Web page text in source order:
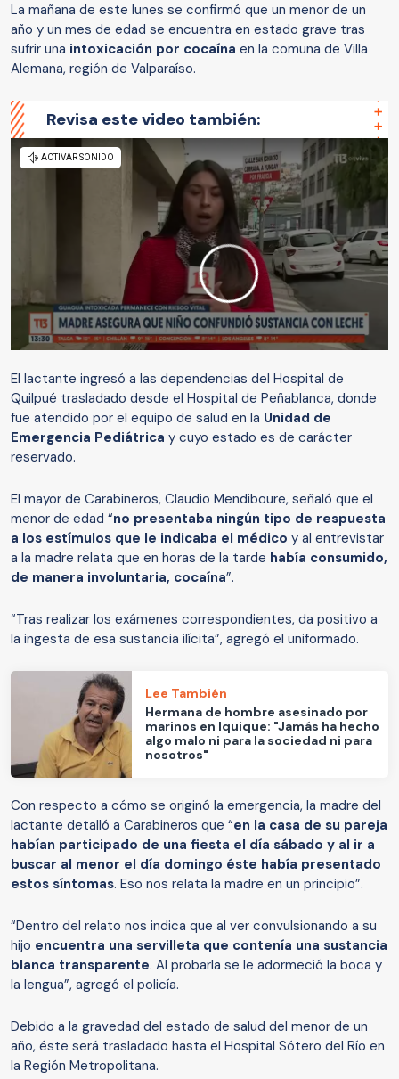
La mañana de este lunes se confirmó que un menor de un
año y un mes de edad se encuentra en estado grave tras
sufrir una intoxicación por cocaína en la comuna de Villa
Alemana, región de Valparaíso.
Revisa este video también:
El lactante ingresó a las dependencias del Hospital de
Quilpué trasladado desde el Hospital de Peñablanca, donde
fue atendido por el equipo de salud en la Unidad de
Emergencia Pediátrica y cuyo estado es de carácter
reservado.
El mayor de Carabineros, Claudio Mendiboure, señaló que el
menor de edad “no presentaba ningún tipo de respuesta
a los estímulos que le indicaba el médico y al entrevistar
a la madre relata que en horas de la tarde había consumido,
de manera involuntaria, cocaína”.
“Tras realizar los exámenes correspondientes, da positivo a
la ingesta de esa sustancia ilícita”, agregó el uniformado.
Lee También
Hermana de hombre asesinado por
marinos en Iquique: "Jamás ha hecho
algo malo ni para la sociedad ni para
nosotros"
Con respecto a cómo se originó la emergencia, la madre del
lactante detalló a Carabineros que “en la casa de su pareja
habían participado de una fiesta el día sábado y al ir a
buscar al menor el día domingo éste había presentado
estos síntomas. Eso nos relata la madre en un principio”.
“Dentro del relato nos indica que al ver convulsionando a su
hijo encuentra una servilleta que contenía una sustancia
blanca transparente. Al probarla se le adormeció la boca y
la lengua”, agregó el policía.
Debido a la gravedad del estado de salud del menor de un
año, éste será trasladado hasta el Hospital Sótero del Río en
la Región Metropolitana.